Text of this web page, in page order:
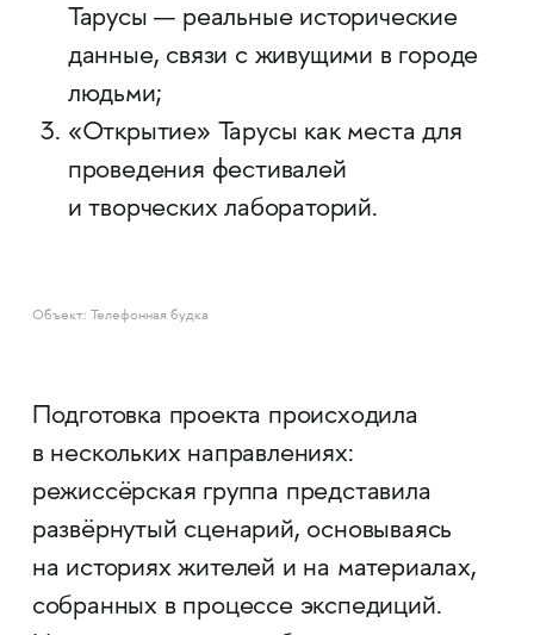
Тарусы — реальные исторические
данные, связи с живущими в городе
людьми;
«Открытие» Тарусы как места для
проведения фестивалей
и творческих лабораторий.
Объект: Телефонная будка
Подготовка проекта происходила
в нескольких направлениях:
режиссёрская группа представила
развёрнутый сценарий, основываясь
на историях жителей и на материалах,
собранных в процессе экспедиций.